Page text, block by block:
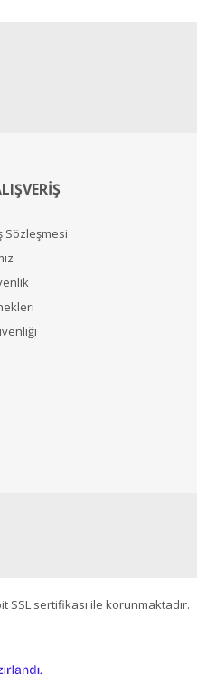
Sözleşmesi
SSL sertifikası ile korunmaktadır.